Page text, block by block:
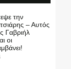
την
– Αυτός
Γαβριήλ
οι